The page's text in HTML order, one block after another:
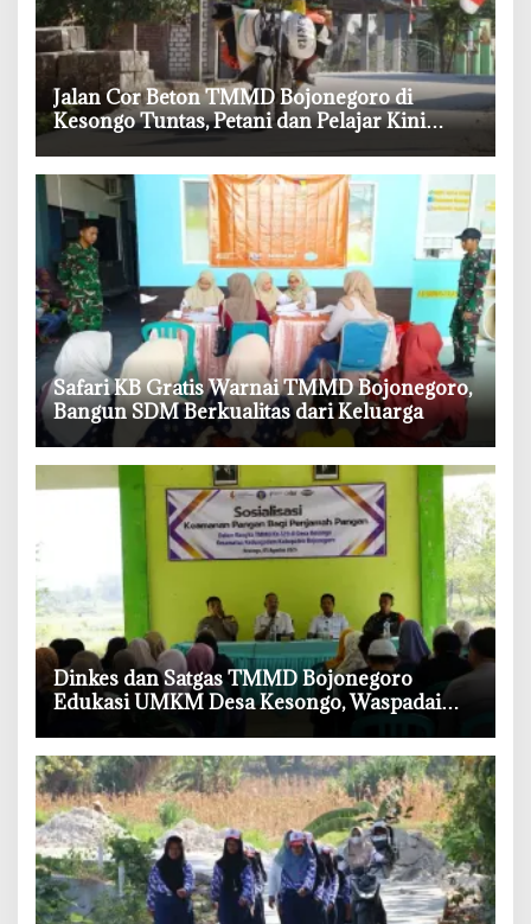
‎Jalan Cor Beton TMMD Bojonegoro di
Kesongo Tuntas, Petani dan Pelajar Kini
‎Safari KB Gratis Warnai TMMD Bojonegoro,
Bangun SDM Berkualitas dari Keluarga
‎Dinkes dan Satgas TMMD Bojonegoro
Edukasi UMKM Desa Kesongo, Waspadai
Boraks dan Formalin